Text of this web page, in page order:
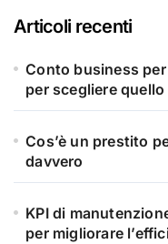
Articoli recenti
Conto business
per scegliere
Cos’è un prestito
davvero
KPI di
per migliorare